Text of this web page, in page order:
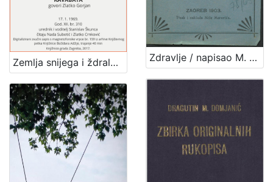
Zemlja snijega i ždralova - Yasunari Kavabata : Književni petak, 17. 1. 1969., dvorana u Medulićevoj 30 / govori Zlatko Gorjan ; čitaju Nada Subotić i Zlatko Crnković ; urednik i voditelj Stanislav Škunca Zdravlje / napisao M. [Milan] Amruš